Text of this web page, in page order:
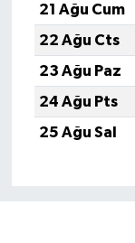
21 Ağu Cum
22 Ağu Cts
23 Ağu Paz
24 Ağu Pts
25 Ağu Sal